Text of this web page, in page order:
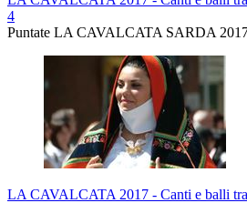
4
Puntate LA CAVALCATA SARDA
LA CAVALCATA 2017 - Canti e balli